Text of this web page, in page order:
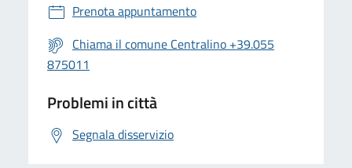
Prenota appuntamento
Chiama il comune Centralino +39.055
875011
Problemi in città
Segnala disservizio